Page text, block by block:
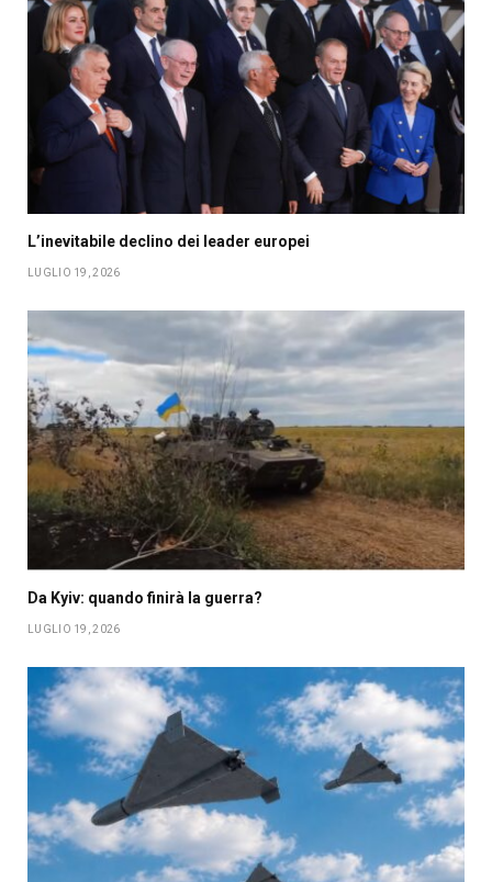
L’inevitabile declino dei leader europei
LUGLIO 19, 2026
Da Kyiv: quando finirà la guerra?
LUGLIO 19, 2026